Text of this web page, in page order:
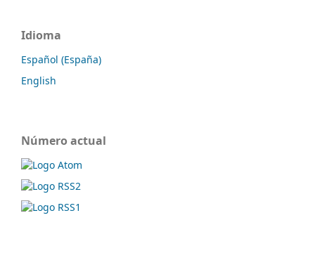
Idioma
Español (España)
English
Número actual